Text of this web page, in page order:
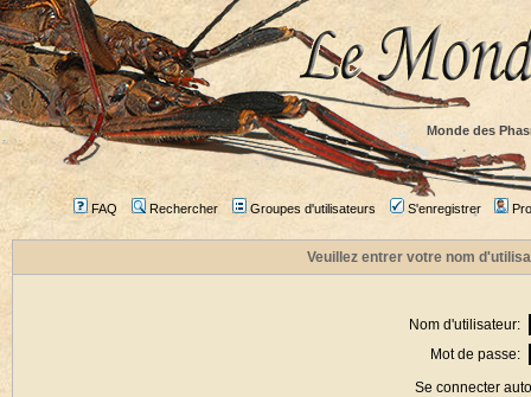
Monde des
FAQ Rechercher Groupes d'utilisateurs S'enregistrer
Veuillez entrer votre nom
Nom d'utilisateur:
Mot de passe:
Se connecter